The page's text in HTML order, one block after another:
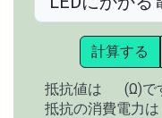
計算する
抵抗値は
(Ω)で
抵抗の消費電力は